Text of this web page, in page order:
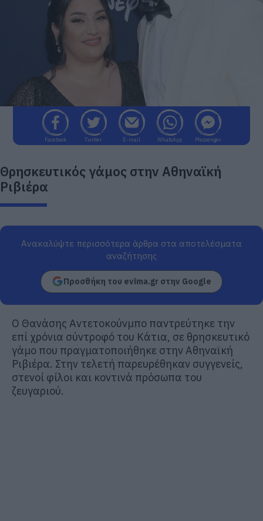
Facebook Twitter E-mail WhatsApp Messenger
Θρησκευτικός γάμος στην Αθηναϊκή
Ριβιέρα
Ανακαλύψτε περισσότερα άρθρα στα αποτελέσματα
αναζήτησης
Προσθήκη του evima.gr στην Google
Ο Θανάσης Αντετοκούνμπο παντρεύτηκε την
επί χρόνια σύντροφό του Κάτια, σε θρησκευτικό
γάμο που πραγματοποιήθηκε στην Αθηναϊκή
Ριβιέρα. Στην τελετή παρευρέθηκαν συγγενείς,
στενοί φίλοι και κοντινά πρόσωπα του
ζευγαριού.